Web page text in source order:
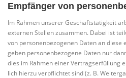
Empfänger von
Im Rah­men unse­rer Geschäfts­tä­tig­keit
exter­nen Stel­len zusam­men. Dabei ist
von per­so­nen­be­zo­ge­nen Daten an
geben per­so­nen­be­zo­ge­ne Daten nur
dies im Rah­men einer Ver­trags­er­fül­lung
lich hier­zu ver­pflich­tet sind (z. B.